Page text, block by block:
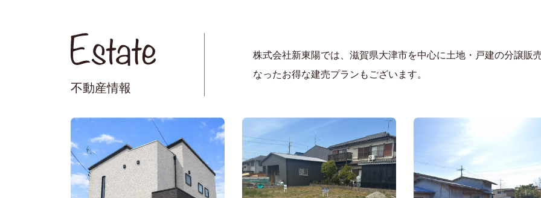
不動産情報
株式会社新東陽では、滋賀県大津市を中心に土地・戸建の分譲販
なったお得な建売プランもございます。